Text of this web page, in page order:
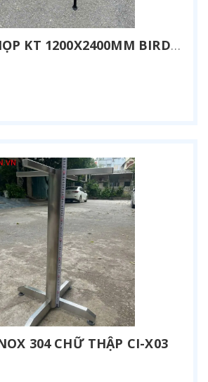
CHÂN BÀN HỌP KT 1200X2400MM BIRD-P1224
304 CHỮ THẬP CI-X03